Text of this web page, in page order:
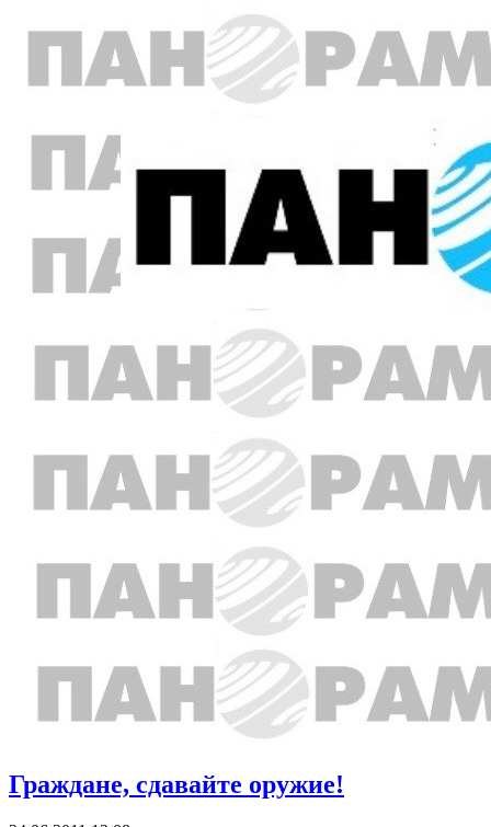
Граждане, сдавайте оружие!